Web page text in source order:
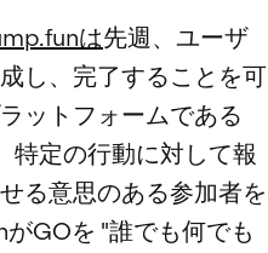
は先週、ユーザ
し、完了することを可
ットフォームである
特定の行動に対して報
る意思のある参加者を
GOを "誰でも何でも